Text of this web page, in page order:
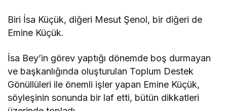
Biri İsa Küçük, diğeri Mesut Şenol, bir diğeri de
Emine Küçük.
İsa Bey’in görev yaptığı dönemde boş durmayan
ve başkanlığında oluşturulan Toplum Destek
Gönüllüleri ile önemli işler yapan Emine Küçük,
söyleşinin sonunda bir laf etti, bütün dikkatleri